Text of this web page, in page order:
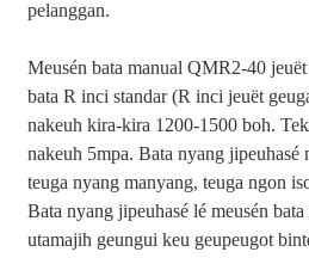
pelanggan.
Meusén bata manual QMR2-40
bata R inci standar (R inci jeuët
nakeuh kira-kira 1200-1500 boh.
nakeuh 5mpa. Bata nyang jipeuhasé
teuga nyang manyang, teuga ngon
Bata nyang jipeuhasé lé meusén
utamajih geungui keu geupeugot